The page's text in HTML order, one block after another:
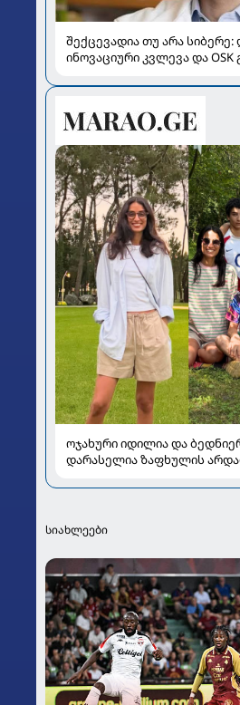
შექცევადია თუ არა
ინოვაციური კვლევა და OSK
ოჯახური იდილია და
დარასელია ზაფხულის
სიახლეები